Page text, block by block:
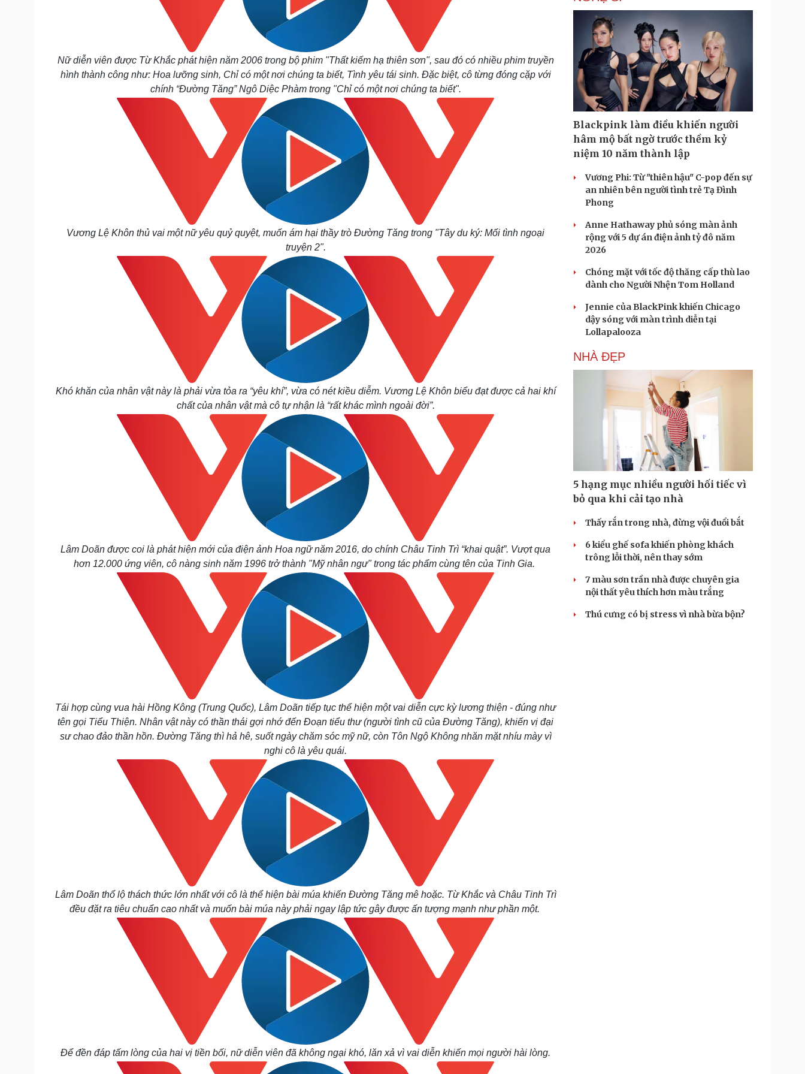
Nữ diễn viên được Từ Khắc phát hiện năm 2006 trong bộ phim "Thất kiếm hạ thiên sơn", sau đó có nhiều phim truyền
hình thành công như: Hoa lưỡng sinh, Chỉ có một nơi chúng ta biết, Tình yêu tái sinh. Đặc biệt, cô từng đóng cặp với
chính “Đường Tăng” Ngô Diệc Phàm trong "Chỉ có một nơi chúng ta biết".
Vương Lệ Khôn thủ vai một nữ yêu quỷ quyệt, muốn ám hại thầy trò Đường Tăng trong "Tây du ký: Mối tình ngoại
truyện 2".
Khó khăn của nhân vật này là phải vừa tỏa ra “yêu khí”, vừa có nét kiều diễm. Vương Lệ Khôn biểu đạt được cả hai khí
chất của nhân vật mà cô tự nhận là “rất khác mình ngoài đời”.
Lâm Doãn được coi là phát hiện mới của điện ảnh Hoa ngữ năm 2016, do chính Châu Tinh Trì “khai quật”. Vượt qua
hơn 12.000 ứng viên, cô nàng sinh năm 1996 trở thành "Mỹ nhân ngư" trong tác phẩm cùng tên của Tinh Gia.
Tái hợp cùng vua hài Hồng Kông (Trung Quốc), Lâm Doãn tiếp tục thể hiện một vai diễn cực kỳ lương thiện - đúng như
tên gọi Tiểu Thiện. Nhân vật này có thần thái gợi nhớ đến Đoạn tiểu thư (người tình cũ của Đường Tăng), khiến vị đại
sư chao đảo thần hồn. Đường Tăng thì hả hê, suốt ngày chăm sóc mỹ nữ, còn Tôn Ngộ Không nhăn mặt nhíu mày vì
nghi cô là yêu quái.
Lâm Doãn thổ lộ thách thức lớn nhất với cô là thể hiện bài múa khiến Đường Tăng mê hoặc. Từ Khắc và Châu Tinh Trì
đều đặt ra tiêu chuẩn cao nhất và muốn bài múa này phải ngay lập tức gây được ấn tượng mạnh như phần một.
Để đền đáp tấm lòng của hai vị tiền bối, nữ diễn viên đã không ngại khó, lăn xả vì vai diễn khiến mọi người hài lòng.
Blackpink làm điều khiến người
hâm mộ bất ngờ trước thềm kỷ
niệm 10 năm thành lập
Vương Phi: Từ "thiên hậu" C-pop đến sự
an nhiên bên người tình trẻ Tạ Đình
Phong
Anne Hathaway phủ sóng màn ảnh
rộng với 5 dự án điện ảnh tỷ đô năm
2026
Chóng mặt với tốc độ thăng cấp thù lao
dành cho Người Nhện Tom Holland
Jennie của BlackPink khiến Chicago
dậy sóng với màn trình diễn tại
Lollapalooza
NHÀ ĐẸP
5 hạng mục nhiều người hối tiếc vì
bỏ qua khi cải tạo nhà
Thấy rắn trong nhà, đừng vội đuổi bắt
6 kiểu ghế sofa khiến phòng khách
trông lỗi thời, nên thay sớm
7 màu sơn trần nhà được chuyên gia
nội thất yêu thích hơn màu trắng
Thú cưng có bị stress vì nhà bừa bộn?